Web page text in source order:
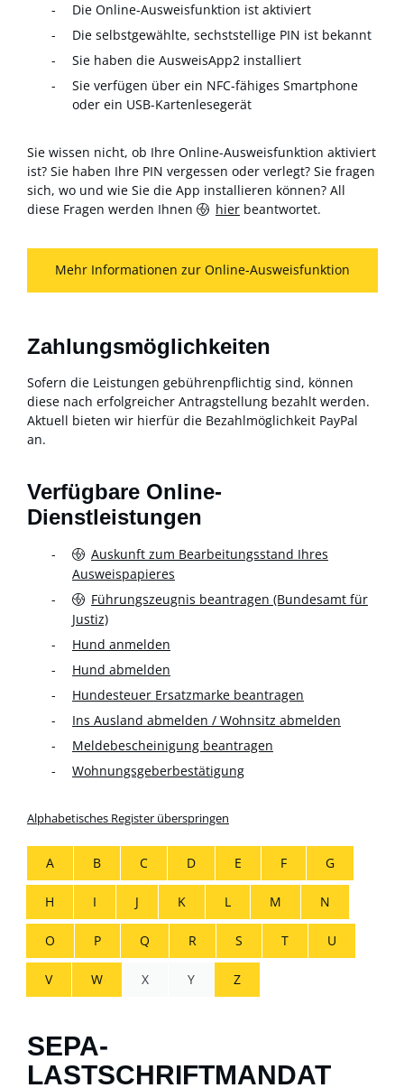
Die Online-Ausweisfunktion ist aktiviert
Die selbstgewählte, sechststellige PIN ist bekannt
Sie haben die AusweisApp2 installiert
Sie verfügen über ein NFC-fähiges Smartphone
oder ein USB-Kartenlesegerät
Sie wissen nicht, ob Ihre Online-Ausweisfunktion aktiviert
ist? Sie haben Ihre PIN vergessen oder verlegt? Sie fragen
sich, wo und wie Sie die App installieren können? All
diese Fragen werden Ihnen
hier beantwortet.
Mehr Informationen zur Online-Ausweisfunktion
Zahlungsmöglichkeiten
Sofern die Leistungen gebührenpflichtig sind, können
diese nach erfolgreicher Antragstellung bezahlt werden.
Aktuell bieten wir hierfür die Bezahlmöglichkeit PayPal
an.
Verfügbare Online-
Dienstleistungen
Auskunft zum Bearbeitungsstand Ihres
Ausweispapieres
Führungszeugnis beantragen (Bundesamt für
Justiz)
Hund anmelden
Hund abmelden
Hundesteuer Ersatzmarke beantragen
Ins Ausland abmelden / Wohnsitz abmelden
Meldebescheinigung beantragen
Wohnungsgeberbestätigung
Alphabetisches Register überspringen
A B C D E F G
H I J K L M N
O P Q R S T U
V W X Y Z
SEPA-
LASTSCHRIFTMANDAT